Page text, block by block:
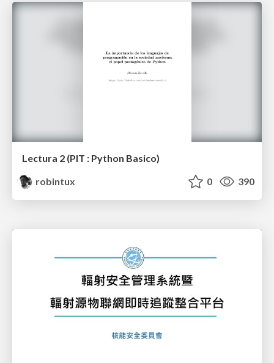
Lectura 2 (PIT : Python Basico)
robintux
0 390